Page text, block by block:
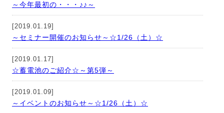
～今年最初の・・・♪♪～
[2019.01.19]
～セミナー開催のお知らせ～☆1/26（土）☆
[2019.01.17]
☆蓄電池のご紹介☆～第5弾～
[2019.01.09]
～イベントのお知らせ～☆1/26（土）☆